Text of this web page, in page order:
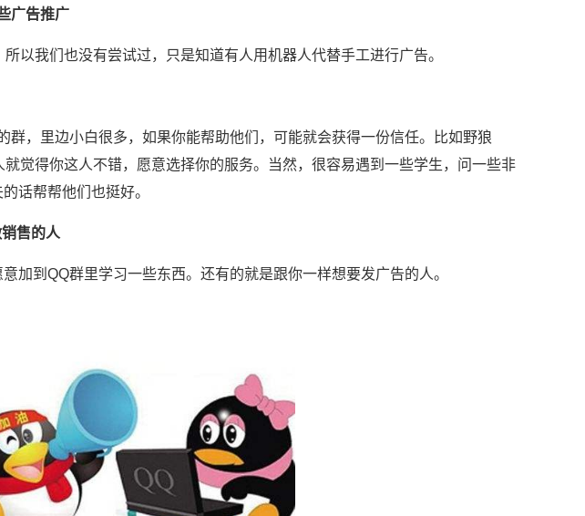
广告推广
以我们也没有尝试过，只是知道有人用机器人代替手工进行广告。
群，里边小白很多，如果你能帮助他们，可能就会获得一份信任。比如野狼
觉得你这人不错，愿意选择你的服务。当然，很容易遇到一些学生，问一些非
话帮帮他们也挺好。
售的人
加到QQ群里学习一些东西。还有的就是跟你一样想要发广告的人。